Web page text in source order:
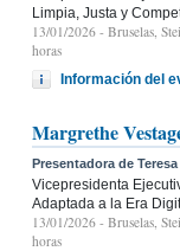
Limpia, Justa y
13/01/2026 - Bruselas,
horas
Información del
Margrethe
Presentadora de
Vicepresidenta
Adaptada a la Era
13/01/2026 - Bruselas,
horas